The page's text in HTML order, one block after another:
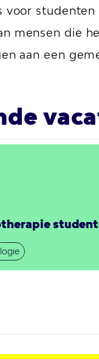
voor
mensen die
aan een